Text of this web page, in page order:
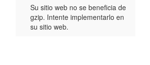
Su sitio web no se beneficia de
gzip. Intente implementarlo en
su sitio web.